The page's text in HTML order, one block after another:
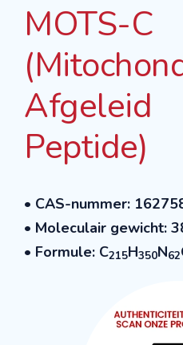
MOTS-C
Afgeleid
Peptide)
• CAS-nummer:
• Moleculair gewicht:
• Formule: C215H350N62